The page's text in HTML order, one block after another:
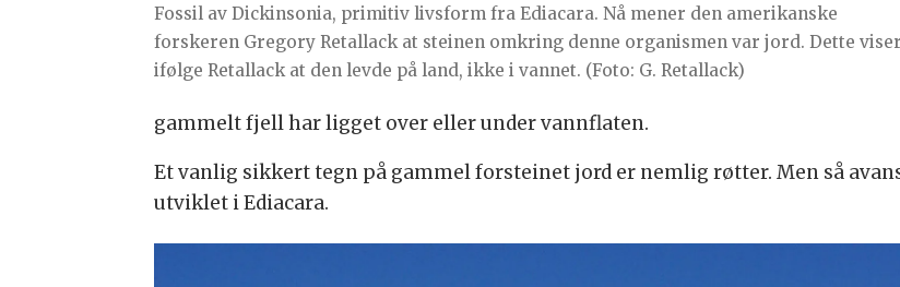
Fossil av Dickinsonia, primitiv livsform fra Ediacara. Nå mener den amerikanske
forskeren Gregory Retallack at steinen omkring denne organismen var jord. Dette viser
ifølge Retallack at den levde på land, ikke i vannet. (Foto: G. Retallack)
gammelt fjell har ligget over eller under vannflaten.
Et vanlig sikkert tegn på gammel forsteinet jord er nemlig røtter. Men så
utviklet i Ediacara.